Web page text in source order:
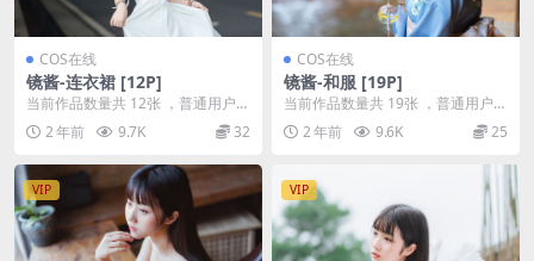
COS在线
镜酱-连衣裙 [12P]
当前作品数量共 12张 ，普通用户免
费查看前三张；会员全站免费看：
解锁会员权限镜...
2 年前 9.7K 32
COS在线
镜酱-和服 [19P]
当前作品数量共 19张 ，普通用户免
费查看前三张；会员全站免费看：
解锁会员权限镜...
2 年前 9.6K 25
VIP VIP